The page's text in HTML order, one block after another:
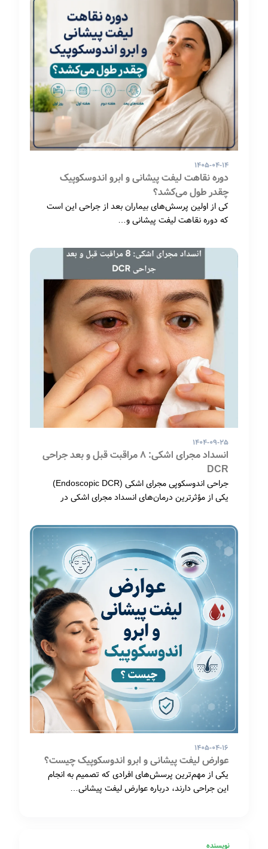
۱۴۰۵-۰۴-۱۴
دوره نقاهت لیفت پیشانی و ابرو اندوسکوپیک
چقدر طول می‌کشد؟
کی از اولین پرسش‌های بیماران بعد از جراحی این است
که دوره نقاهت لیفت پیشانی و…
۱۴۰۴-۰۹-۲۵
انسداد مجرای اشکی: 8 مراقبت قبل و بعد جراحی
DCR
جراحی اندوسکوپی مجرای اشکی (Endoscopic DCR)
یکی از مؤثرترین درمان‌های انسداد مجرای اشکی در
۱۴۰۵-۰۴-۱۶
عوارض لیفت پیشانی و ابرو اندوسکوپیک چیست؟
یکی از مهم‌ترین پرسش‌های افرادی که تصمیم به انجام
این جراحی دارند، درباره عوارض لیفت پیشانی…
نویسنده